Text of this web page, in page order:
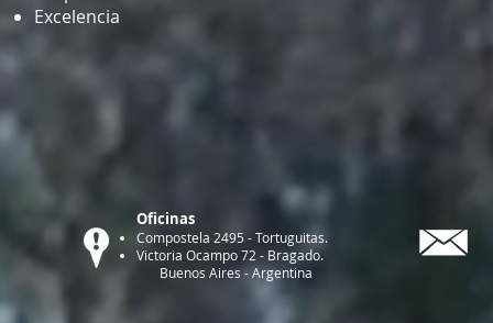
Excelencia
Oficinas
Compostela 2495 - Tortuguitas.
Victoria Ocampo 72 - Bragado.
Buenos Aires - Argentina